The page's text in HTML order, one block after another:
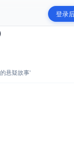
登录
悬疑故事'